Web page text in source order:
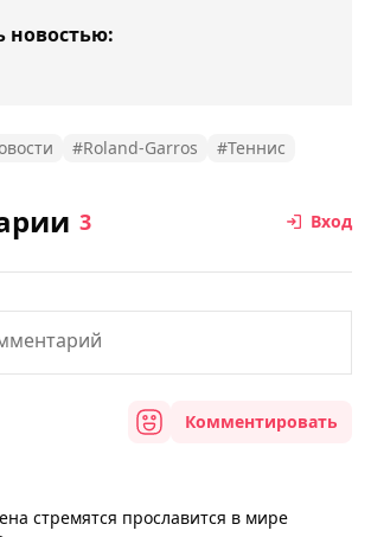
новостью:
#Roland-Garros #Теннис
3 Вход
Комментировать
стремятся прославится в мире